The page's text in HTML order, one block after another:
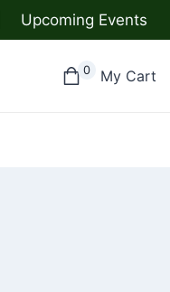
Upcoming Events
0 My Cart